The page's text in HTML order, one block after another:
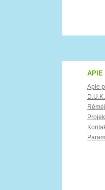
APIE
Apie
D.U.K.